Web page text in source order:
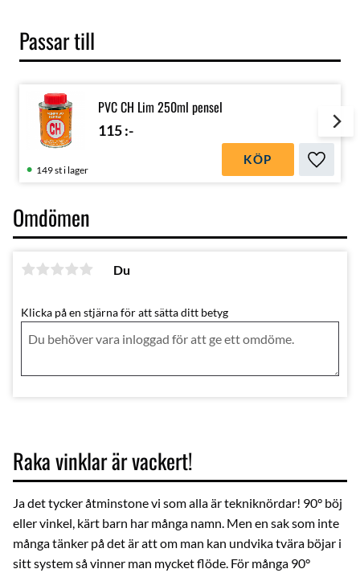
Passar till
PVC CH Lim 250ml pensel
115:-
Lägg
149 st i lager
KÖP
Raka vinklar är vackert!
Ja det tycker åtminstone vi som alla är tekniknördar! 90° böj
eller vinkel, kärt barn har många namn. Men en sak som inte
många tänker på det är att om man kan undvika tvära böjar i
sitt system så vinner man mycket flöde. För många 90°
Omdömen
Du
Klicka på en stjärna för att sätta ditt betyg